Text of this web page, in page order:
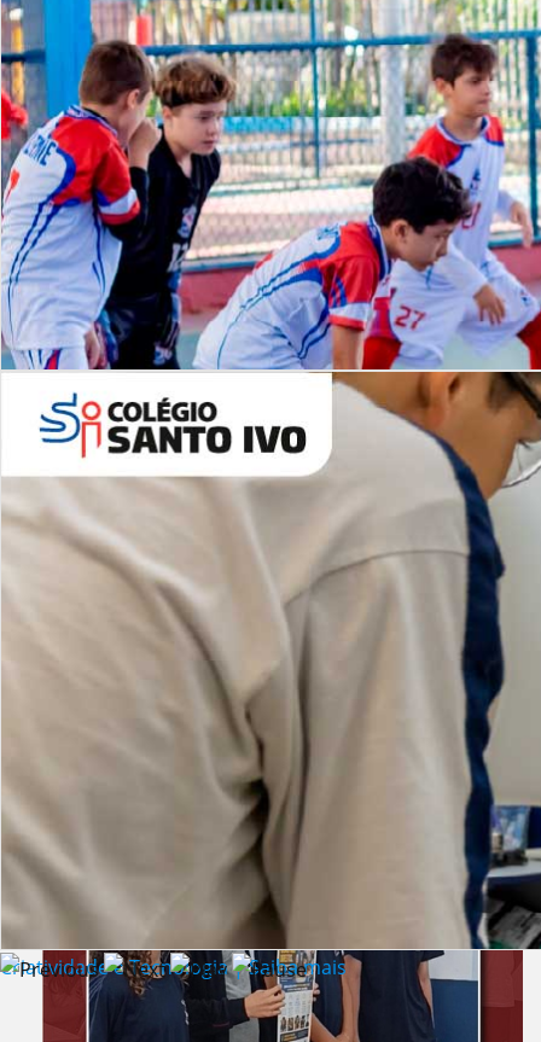
Desafios | Saiba mais
Criatividade e Tecnologia | Saiba mais
Lista de vídeos
NOSSOCANAL